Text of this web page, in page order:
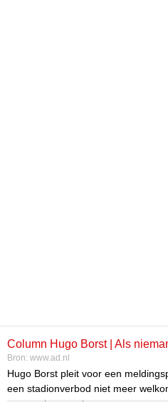
Column Hugo Borst | Als
controleert, sla je op een dag
elkaar
Bron: www.ad.nl
Hugo Borst pleit voor een
een stadionverbod niet meer